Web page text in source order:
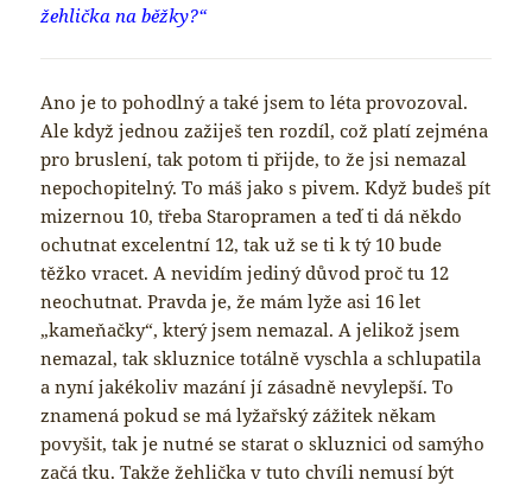
žehlička na běžky?“
Ano je to pohodlný a také jsem to léta provozoval.
Ale když jednou zažiješ ten rozdíl, což platí zejména
pro bruslení, tak potom ti přijde, to že jsi nemazal
nepochopitelný. To máš jako s pivem. Když budeš pít
mizernou 10, třeba Staropramen a teď ti dá někdo
ochutnat excelentní 12, tak už se ti k tý 10 bude
těžko vracet. A nevidím jediný důvod proč tu 12
neochutnat. Pravda je, že mám lyže asi 16 let
„kameňačky“, který jsem nemazal. A jelikož jsem
nemazal, tak skluznice totálně vyschla a schlupatila
a nyní jakékoliv mazání jí zásadně nevylepší. To
znamená pokud se má lyžařský zážitek někam
povyšit, tak je nutné se starat o skluznici od samýho
začá tku. Takže žehlička v tuto chvíli nemusí být